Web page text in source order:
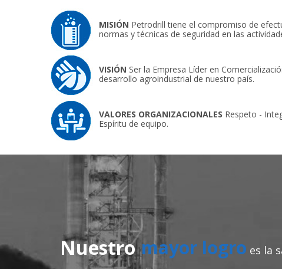
MISIÓN Petrodrill tiene el compromiso de
normas y técnicas de seguridad en las
VISIÓN Ser la Empresa Líder en
desarrollo agroindustrial de nuestro país.
VALORES ORGANIZACIONALES Respeto -
Espíritu de equipo.
Nuestro mayor logro es la